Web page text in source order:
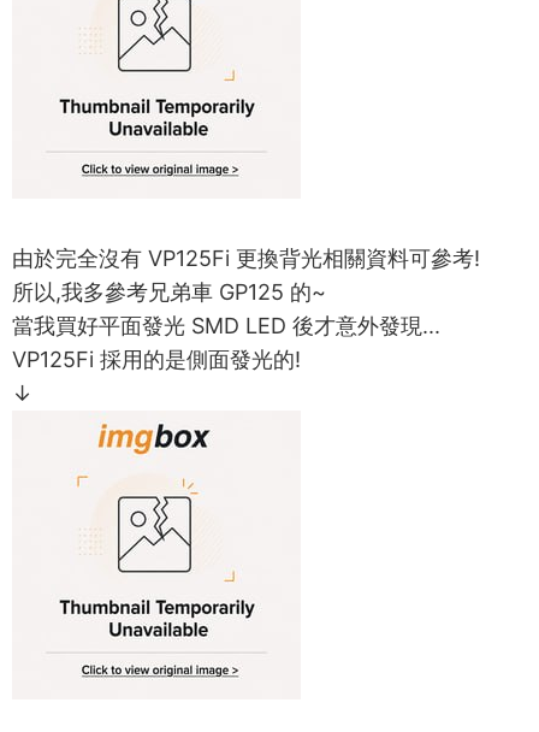
由於完全沒有 VP125Fi 更換背光相關資料可參考!
所以,我多參考兄弟車 GP125 的~
當我買好平面發光 SMD LED 後才意外發現...
VP125Fi 採用的是側面發光的!
↓